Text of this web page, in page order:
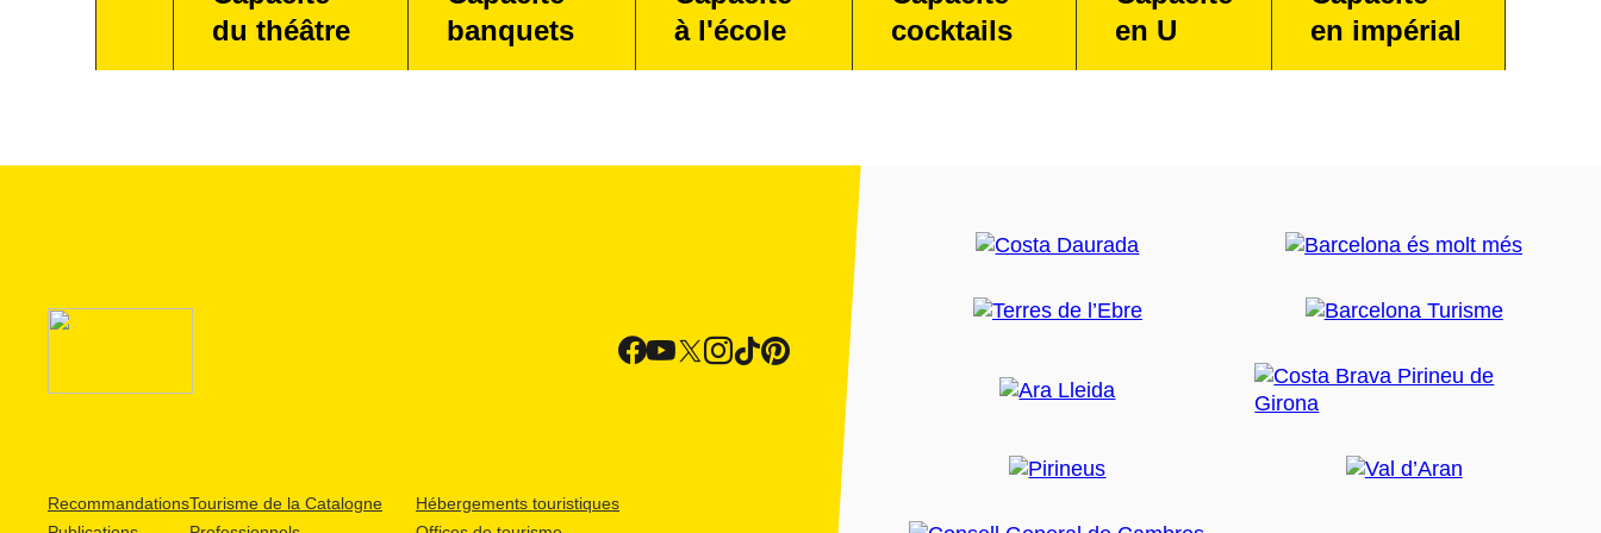
du théâtre
banquets
à l'école
cocktails
en U
en impérial
RecommandationsTourisme de la Catalogne
Hébergements touristiques